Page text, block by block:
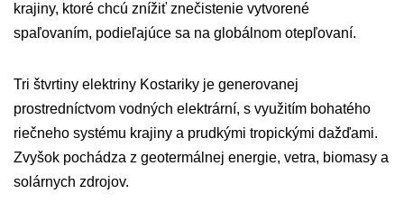
krajiny, ktoré chcú znížiť znečistenie vytvorené
spaľovaním, podieľajúce sa na globálnom otepľovaní.
Tri štvrtiny elektriny Kostariky je generovanej
prostredníctvom vodných elektrární, s využitím bohatého
riečneho systému krajiny a prudkými tropickými dažďami.
Zvyšok pochádza z geotermálnej energie, vetra, biomasy a
solárnych zdrojov.